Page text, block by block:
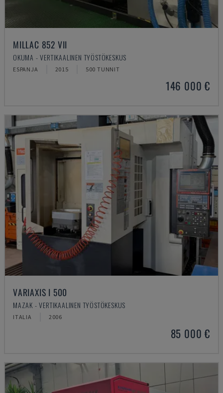
MILLAC 852 VII
OKUMA - VERTIKAALINEN TYÖSTÖKESKUS
ESPANJA 2015 500 TUNNIT
146 000 €
VARIAXIS I 500
MAZAK - VERTIKAALINEN TYÖSTÖKESKUS
ITALIA 2006
85 000 €